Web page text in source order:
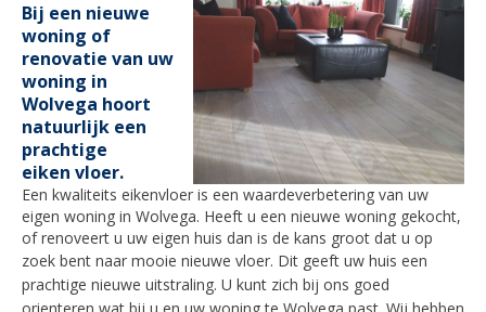
Bij een nieuwe
woning of
renovatie van uw
woning in
Wolvega hoort
natuurlijk een
prachtige
eiken vloer.
Een kwaliteits eikenvloer is een waardeverbetering van uw
eigen woning in Wolvega. Heeft u een nieuwe woning gekocht,
of renoveert u uw eigen huis dan is de kans groot dat u op
zoek bent naar mooie nieuwe vloer. Dit geeft uw huis een
prachtige nieuwe uitstraling. U kunt zich bij ons goed